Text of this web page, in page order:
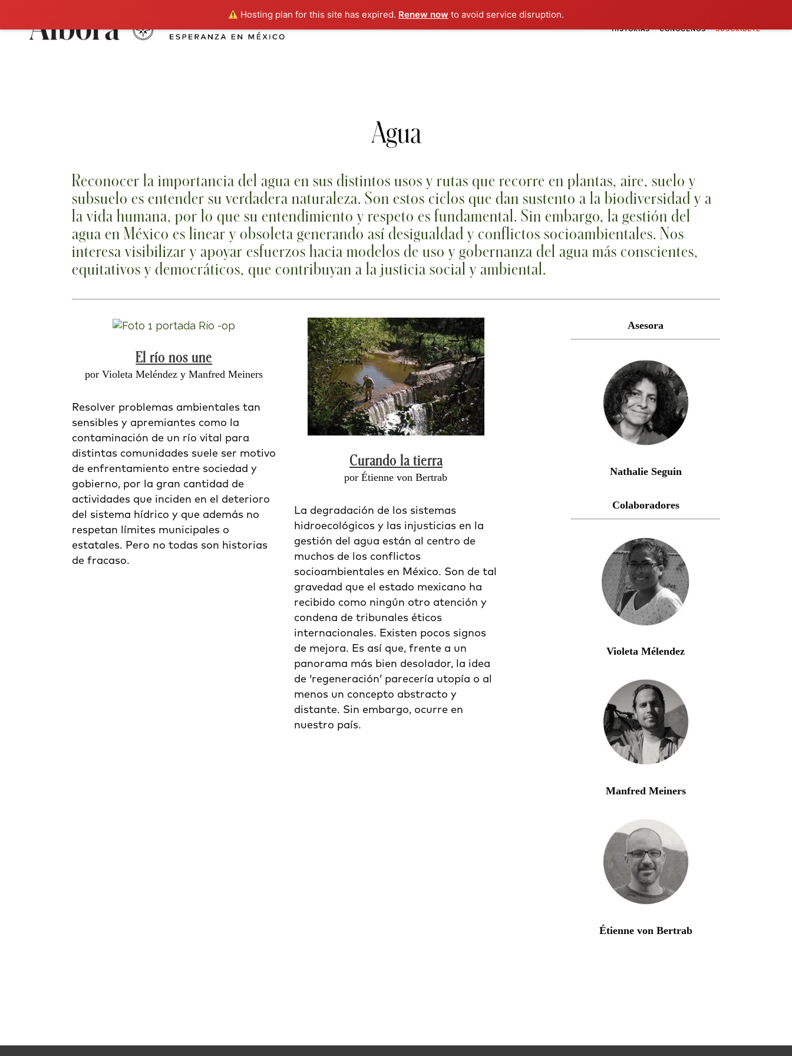
Hosting plan for this site has expired. Renew now to avoid service disruption.
HISTORIAS CONÓCENOS SUSCRÍBETE
Agua
Reconocer la importancia del agua en sus distintos usos y rutas que recorre en plantas, aire, suelo y
subsuelo es entender su verdadera naturaleza. Son estos ciclos que dan sustento a la biodiversidad y a
la vida humana, por lo que su entendimiento y respeto es fundamental. Sin embargo, la gestión del
agua en México es linear y obsoleta generando así desigualdad y conflictos socioambientales. Nos
interesa visibilizar y apoyar esfuerzos hacia modelos de uso y gobernanza del agua más conscientes,
equitativos y democráticos, que contribuyan a la justicia social y ambiental.
El río nos une
por Violeta Meléndez y Manfred Meiners
Resolver problemas ambientales tan
sensibles y apremiantes como la
contaminación de un río vital para
distintas comunidades suele ser motivo
de enfrentamiento entre sociedad y
gobierno, por la gran cantidad de
actividades que inciden en el deterioro
del sistema hídrico y que además no
respetan límites municipales o
estatales. Pero no todas son historias
de fracaso.
Curando la tierra
por Étienne von Bertrab
La degradación de los sistemas
hidroecológicos y las injusticias en la
gestión del agua están al centro de
muchos de los conflictos
socioambientales en México. Son de tal
gravedad que el estado mexicano ha
recibido como ningún otro atención y
condena de tribunales éticos
internacionales. Existen pocos signos
de mejora. Es así que, frente a un
panorama más bien desolador, la idea
de ‘regeneración’ parecería utopía o al
menos un concepto abstracto y
distante. Sin embargo, ocurre en
nuestro país.
Asesora
Nathalie Seguin
Colaboradores
Violeta Mélendez
Manfred Meiners
Étienne von Bertrab